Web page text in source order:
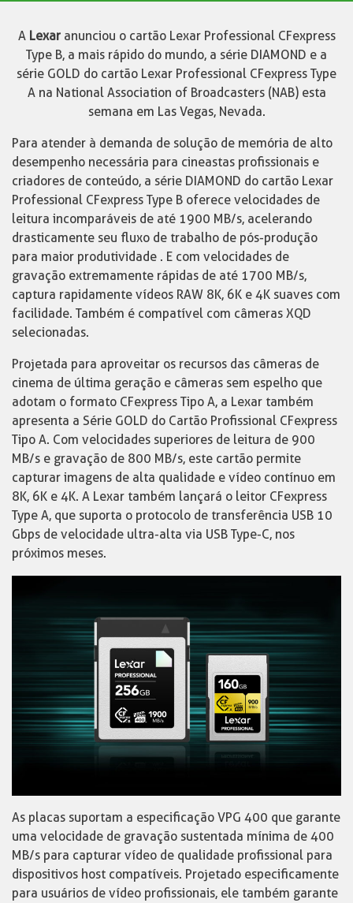
A Lexaranunciou o cartão Lexar Professional CFexpress
Type B, a mais rápido do mundo, a série DIAMOND e a
série GOLD do cartão Lexar Professional CFexpress Type
A na National Association of Broadcasters (NAB) esta
semana em Las Vegas, Nevada.
Para atender à demanda de solução de memória de alto
desempenho necessária para cineastas profissionais e
criadores de conteúdo, a série DIAMOND do cartão Lexar
Professional CFexpress Type B oferece velocidades de
leitura incomparáveis ​​de até 1900 MB/s, acelerando
drasticamente seu fluxo de trabalho de pós-produção
para maior produtividade . E com velocidades de
gravação extremamente rápidas de até 1700 MB/s,
captura rapidamente vídeos RAW 8K, 6K e 4K suaves com
facilidade. Também é compatível com câmeras XQD
selecionadas.
Projetada para aproveitar os recursos das câmeras de
cinema de última geração e câmeras sem espelho que
adotam o formato CFexpress Tipo A, a Lexar também
apresenta a Série GOLD do Cartão Profissional CFexpress
Tipo A. Com velocidades superiores de leitura de 900
MB/s e gravação de 800 MB/s, este cartão permite
capturar imagens de alta qualidade e vídeo contínuo em
8K, 6K e 4K. A Lexar também lançará o leitor CFexpress
Type A, que suporta o protocolo de transferência USB 10
Gbps de velocidade ultra-alta via USB Type-C, nos
próximos meses.
As placas suportam a especificação VPG 400 que garante
uma velocidade de gravação sustentada mínima de 400
MB/s para capturar vídeo de qualidade profissional para
dispositivos host compatíveis. Projetado especificamente
para usuários de vídeo profissionais, ele também garante